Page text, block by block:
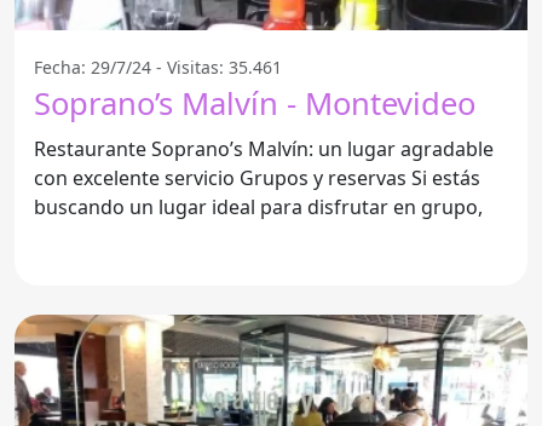
Fecha: 29/7/24 - Visitas: 35.461
Soprano’s Malvín - Montevideo
Restaurante Soprano’s Malvín: un lugar agradable
con excelente servicio Grupos y reservas Si estás
buscando un lugar ideal para disfrutar en grupo,